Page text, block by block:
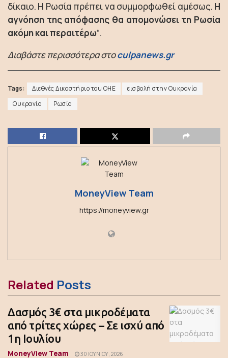
δίκαιο. Η Ρωσία πρέπει να συμμορφωθεί αμέσως. Η
αγνόηση της απόφασης θα απομονώσει τη Ρωσία
ακόμη και περαιτέρω“.
Διαβάστε περισσότερα στοculpanews.gr
Tags: Διεθνές Δικαστήριο του ΟΗΕ
εισβολή στην Ουκρανία
Ουκρανία
Ρωσία
MoneyView Team
https://moneyview.gr
Related Posts
Δασμός 3€ στα μικροδέματα
από τρίτες χώρες – Σε ισχύ από
1η Ιουλίου
MoneyView Team 30 ΙΟΥΝΊΟΥ, 2026